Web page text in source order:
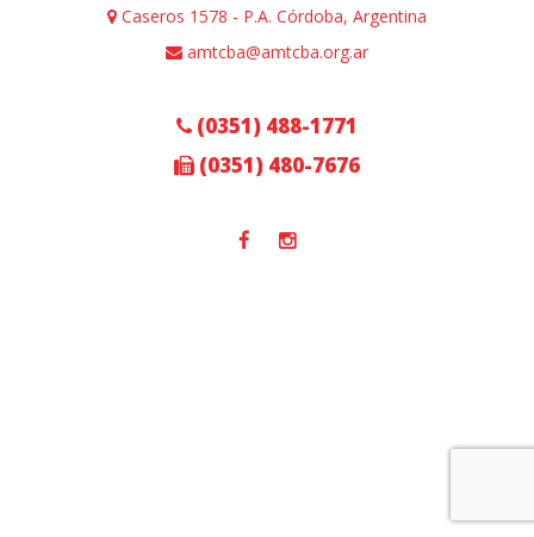
Caseros 1578 - P.A. Córdoba, Argentina
amtcba@amtcba.org.ar
(0351) 488-1771
(0351) 480-7676